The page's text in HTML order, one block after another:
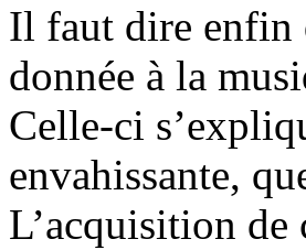
Il faut dire enfin
donnée à la
Celle-ci
envahissante,
L’acquisition de